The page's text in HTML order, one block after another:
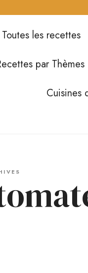
Toutes les recettes
par Thèmes
Cuisines